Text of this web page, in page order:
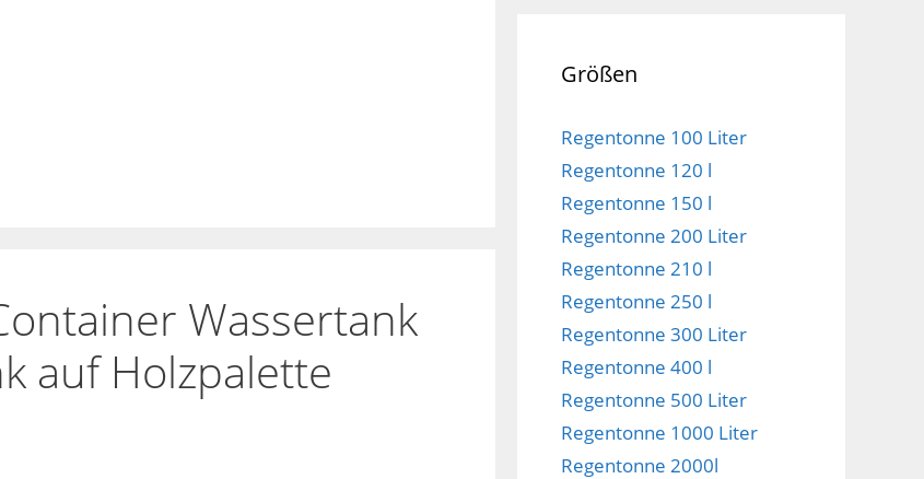
Wassertank
auf Holzpalette
Größen
Regentonne 100 Liter
Regentonne 120 l
Regentonne 150 l
Regentonne 200 Liter
Regentonne 210 l
Regentonne 250 l
Regentonne 300 Liter
Regentonne 400 l
Regentonne 500 Liter
Regentonne 1000 Liter
Regentonne 2000l